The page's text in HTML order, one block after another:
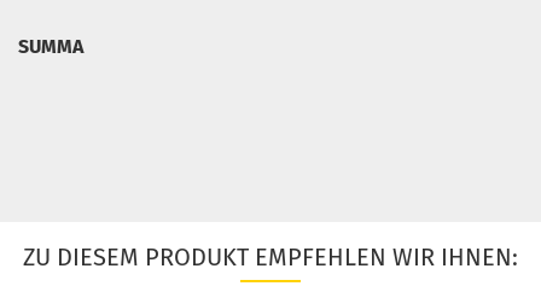
SUMMA
ZU DIESEM PRODUKT EMPFEHLEN WIR IHNEN: